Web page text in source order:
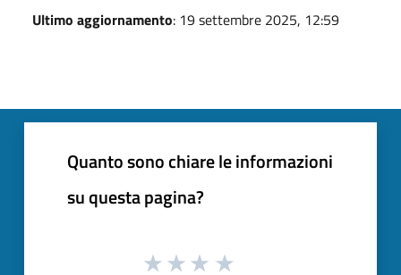
Ultimo aggiornamento: 19 settembre 2025, 12:59
Quanto sono chiare le informazioni
su questa pagina?